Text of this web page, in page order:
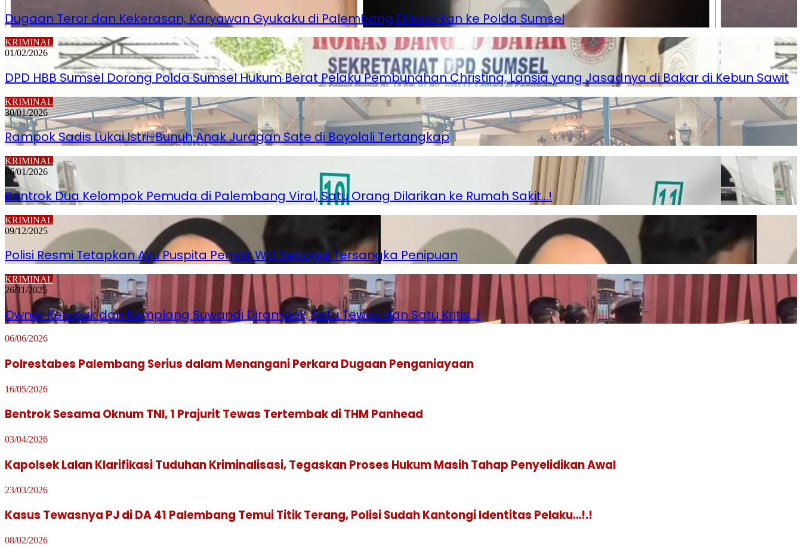
Dugaan Teror dan Kekerasan, Karyawan Gyukaku di Palembang Dilaporkan ke Polda Sumsel
KRIMINAL
01/02/2026
DPD HBB Sumsel Dorong Polda Sumsel Hukum Berat Pelaku Pembunahan Christina, Lansia yang Jasadnya di Bakar di Kebun Sawit
KRIMINAL
30/01/2026
Rampok Sadis Lukai Istri-Bunuh Anak Juragan Sate di Boyolali Tertangkap
KRIMINAL
06/01/2026
Bentrok Dua Kelompok Pemuda di Palembang Viral, Satu Orang Dilarikan ke Rumah Sakit…!
KRIMINAL
09/12/2025
Polisi Resmi Tetapkan Ayu Puspita Pemilik WO Sebagai Tersangka Penipuan
KRIMINAL
26/11/2025
Owner Kerupuk dan Kemplang Suwandi Dirampok, Satu Tewas dan Satu Kritis…!
06/06/2026
Polrestabes Palembang Serius dalam Menangani Perkara Dugaan Penganiayaan
16/05/2026
Bentrok Sesama Oknum TNI, 1 Prajurit Tewas Tertembak di THM Panhead
03/04/2026
Kapolsek Lalan Klarifikasi Tuduhan Kriminalisasi, Tegaskan Proses Hukum Masih Tahap Penyelidikan Awal
23/03/2026
Kasus Tewasnya PJ di DA 41 Palembang Temui Titik Terang, Polisi Sudah Kantongi Identitas Pelaku…!.!
08/02/2026